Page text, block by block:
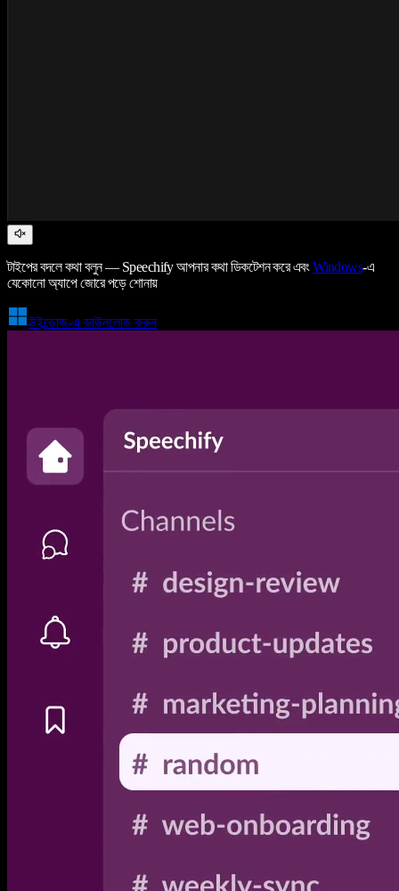
টাইপের বদলে কথা বলুন — Speechify আপনার কথা ডিকটেশন করে এবংWindows-এ
যেকোনো অ্যাপে জোরে পড়ে শোনায়
উইন্ডোজ-এ ডাউনলোড করুন